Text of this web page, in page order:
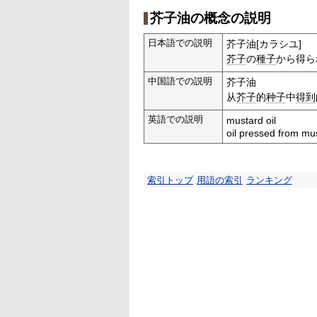
芥子油の概念の説明
日本語での説明
芥子油[カラシユ]
芥子の種子から得
中国語での説明
芥子油
从芥子的种子中得到
英語での説明
mustard oil
oil pressed from
索引トップ 用語の索引 ランキング